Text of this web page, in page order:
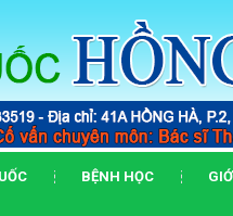
BỆNH HỌC